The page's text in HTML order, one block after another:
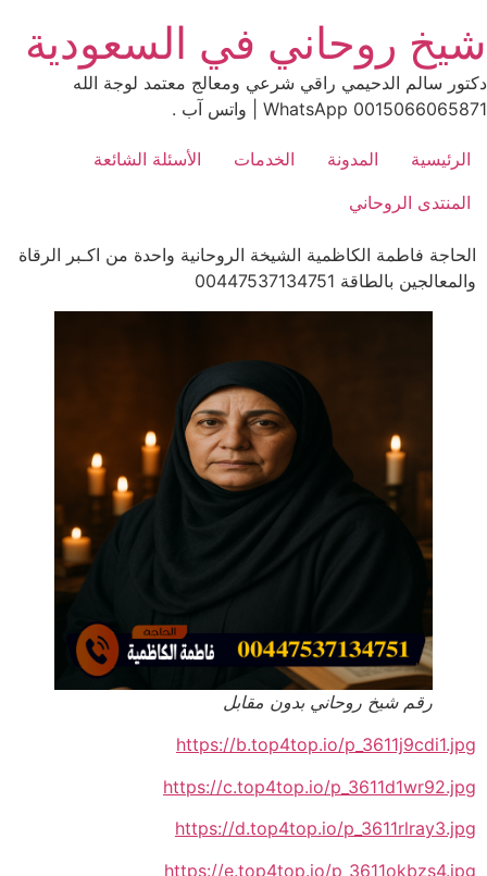
to
content
شيخ روحاني في السعودية
دكتور سالم الدحيمي راقي شرعي ومعالج معتمد لوجة الله
0015066065871 WhatsApp | واتس آب .
الرئيسية المدونة الخدمات
الأسئلة الشائعة
المنتدى الروحاني
الحاجة فاطمة الكاظمية الشيخة الروحانية واحدة من اكـبر الرقاة
والمعالجين بالطاقة 00447537134751
رقم شيخ روحاني بدون مقابل
https://b.top4top.io/p_3611j9cdi1.jpg
https://c.top4top.io/p_3611d1wr92.jpg
https://d.top4top.io/p_3611rlray3.jpg
https://e.top4top.io/p_3611okbzs4.jpg